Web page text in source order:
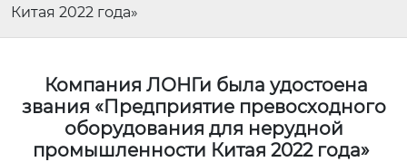
Китая 2022 года»
Компания ЛОНГи была удостоена
звания «Предприятие превосходного
оборудования для нерудной
промышленности Китая 2022 года»